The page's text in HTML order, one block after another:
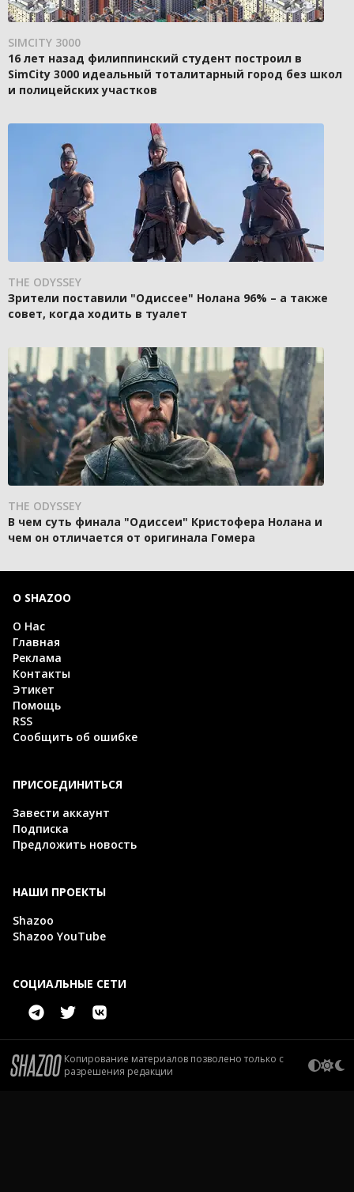
SIMCITY 3000
16 лет назад филиппинский студент построил в
SimCity 3000 идеальный тоталитарный город без школ
и полицейских участков
THE ODYSSEY
Зрители поставили "Одиссее" Нолана 96% – а также
совет, когда ходить в туалет
THE ODYSSEY
В чем суть финала "Одиссеи" Кристофера Нолана и
чем он отличается от оригинала Гомера
О SHAZOO
О Нас
Главная
Реклама
Контакты
Этикет
Помощь
RSS
Сообщить об ошибке
ПРИСОЕДИНИТЬСЯ
Завести аккаунт
Подписка
Предложить новость
НАШИ ПРОЕКТЫ
Shazoo
Shazoo YouTube
СОЦИАЛЬНЫЕ СЕТИ
Копирование материалов позволено только с
разрешения редакции